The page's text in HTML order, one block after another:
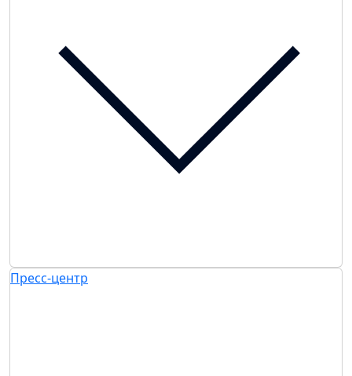
Пресс-центр